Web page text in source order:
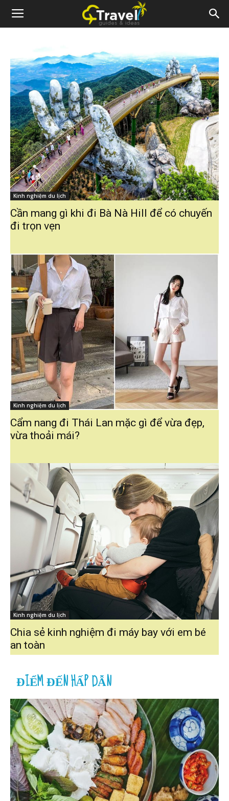
Kinh nghiệm du lịch
Cần mang gì khi đi Bà Nà Hill để có chuyến
đi trọn vẹn
Kinh nghiệm du lịch
Cẩm nang đi Thái Lan mặc gì để vừa đẹp,
vừa thoải mái?
Kinh nghiệm du lịch
Chia sẻ kinh nghiệm đi máy bay với em bé
an toàn
ĐIỂM ĐẾN HẤP DẪN